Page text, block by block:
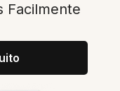
Facilmente